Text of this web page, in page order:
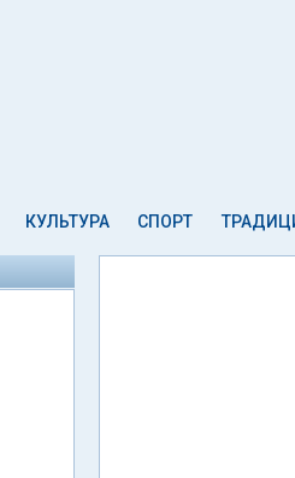
КУЛЬТУРА СПОРТ